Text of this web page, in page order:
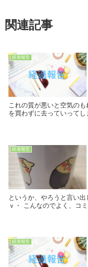
関連記事
経過報告
これの質が悪いと空気の
を買わずに去っていってし
経過報告
というか、やろうと言い
ｖ・ こんなのでよく、コ
経過報告